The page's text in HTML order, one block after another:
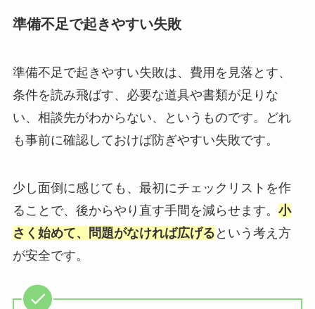
準備不足で起きやすい失敗
準備不足で起きやすい失敗は、費用を見落とす、
条件を読み飛ばす、必要な道具や書類が足りな
い、相談先がわからない、というものです。どれ
も事前に確認しておけば防ぎやすい失敗です。
少し面倒に感じても、最初にチェックリストを作
ることで、後からやり直す手間を減らせます。 小
さく始めて、問題がなければ広げる という考え方
が安全です。